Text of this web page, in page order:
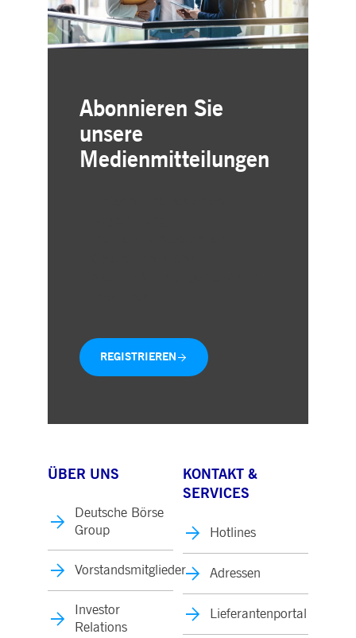
Abonnieren Sie
unsere
Medienmitteilungen
REGISTRIEREN
ÜBER UNS
Deutsche Börse
Group
Vorstandsmitglieder
Investor
Relations
KONTAKT &
SERVICES
Hotlines
Adressen
Lieferantenportal